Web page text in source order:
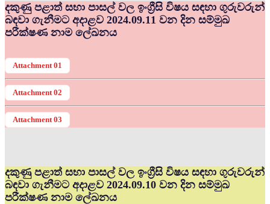
දකුණු පළාත් සභා පාසල් වල ඉංග්‍රීසි විෂය සඳහා ගුරුවරුන්
බඳවා ගැනීමට අදාළව 2024.09.11 වන දින සම්මුඛ
පරීක්ෂණ නාම ලේඛනය
Attachment 01
Attachment 02
Attachment 03
දකුණු පළාත් සභා පාසල් වල ඉංග්‍රීසි විෂය සඳහා ගුරුවරුන්
බඳවා ගැනීමට අදාළව 2024.09.10 වන දින සම්මුඛ
පරීක්ෂණ නාම ලේඛනය